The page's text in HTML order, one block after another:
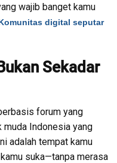
wajib banget kamu
digital seputar
Sekadar
forum yang
muda Indonesia yang
adalah tempat kamu
suka—tanpa merasa